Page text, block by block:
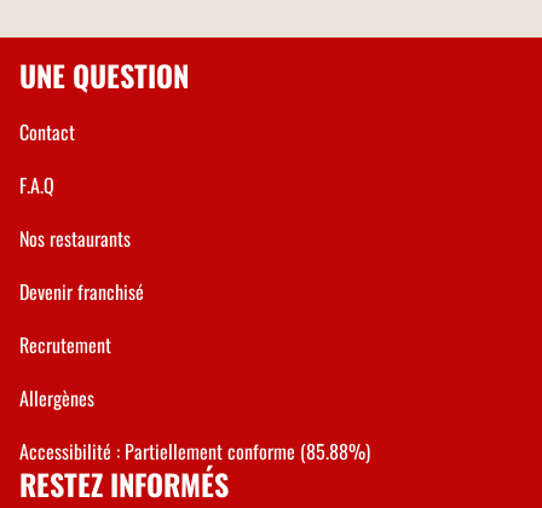
UNE QUESTION
Contact
F.A.Q
Nos restaurants
Devenir franchisé
Recrutement
Allergènes
Accessibilité : Partiellement conforme (85.88%)
RESTEZ INFORMÉS